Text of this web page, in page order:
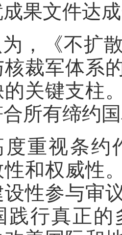
果文件达
，《不扩
裁军体系
关键支柱
合所有缔约
度重视条约
和权威性
性参与审
践行真正